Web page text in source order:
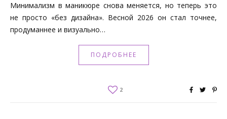
Минимализм в маникюре снова меняется, но теперь это
не просто «без дизайна». Весной 2026 он стал точнее,
продуманнее и визуально…
ПОДРОБНЕЕ
2